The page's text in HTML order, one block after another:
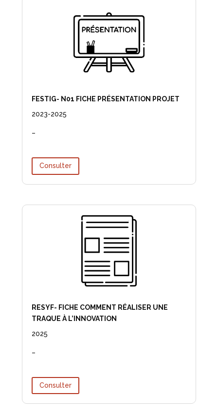
FESTIG- N01 FICHE PRÉSENTATION PROJET
2023-2025
–
Consulter
RESYF- FICHE COMMENT RÉALISER UNE
TRAQUE À L’INNOVATION
2025
–
Consulter